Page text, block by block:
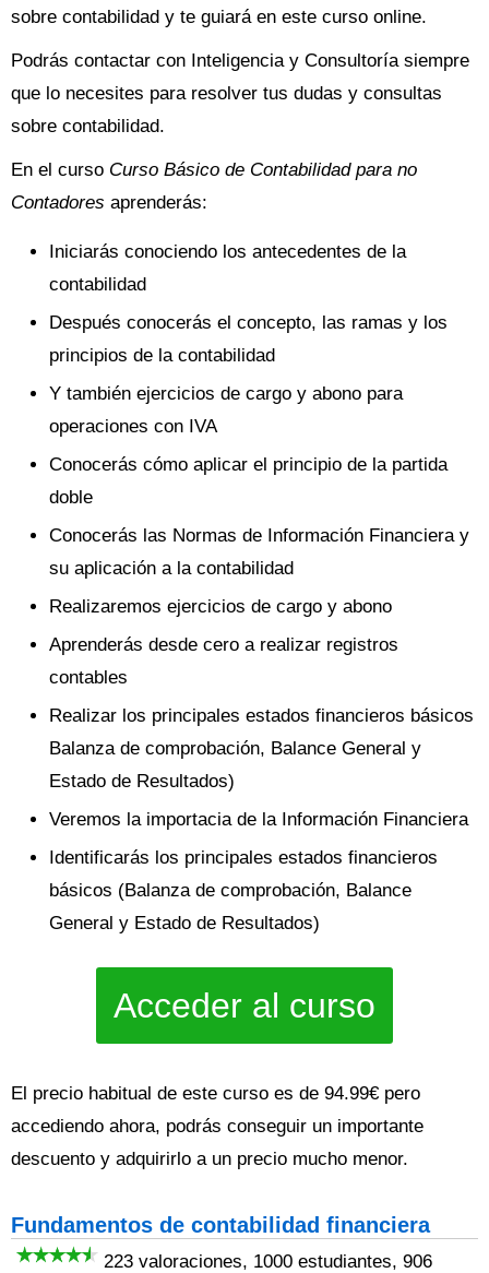
sobre contabilidad y te guiará en este curso online.
Podrás contactar con Inteligencia y Consultoría siempre
que lo necesites para resolver tus dudas y consultas
sobre contabilidad.
En el curso Curso Básico de Contabilidad para no
Contadores aprenderás:
Iniciarás conociendo los antecedentes de la
contabilidad
Después conocerás el concepto, las ramas y los
principios de la contabilidad
Y también ejercicios de cargo y abono para
operaciones con IVA
Conocerás cómo aplicar el principio de la partida
doble
Conocerás las Normas de Información Financiera y
su aplicación a la contabilidad
Realizaremos ejercicios de cargo y abono
Aprenderás desde cero a realizar registros
contables
Realizar los principales estados financieros básicos
Balanza de comprobación, Balance General y
Estado de Resultados)
Veremos la importacia de la Información Financiera
Identificarás los principales estados financieros
básicos (Balanza de comprobación, Balance
General y Estado de Resultados)
Acceder al curso
El precio habitual de este curso es de 94.99€ pero
accediendo ahora, podrás conseguir un importante
descuento y adquirirlo a un precio mucho menor.
Fundamentos de contabilidad financiera
223 valoraciones, 1000 estudiantes, 906